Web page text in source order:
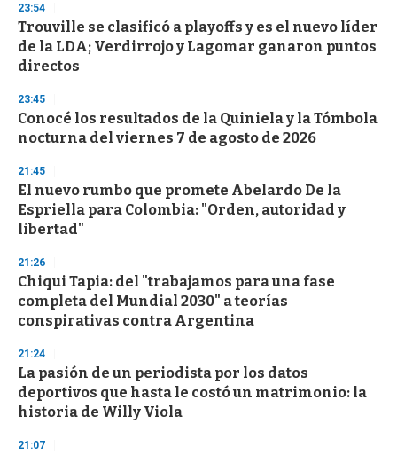
d
s
o
f
3
s
e
c
o
d
s
23:54
Trouville se clasificó a playoffs y es el nuevo líder
de la LDA; Verdirrojo y Lagomar ganaron puntos
directos
23:45
Conocé los resultados de la Quiniela y la Tómbola
nocturna del viernes 7 de agosto de 2026
21:45
El nuevo rumbo que promete Abelardo De la
Espriella para Colombia: "Orden, autoridad y
libertad"
21:26
Chiqui Tapia: del "trabajamos para una fase
completa del Mundial 2030" a teorías
conspirativas contra Argentina
21:24
La pasión de un periodista por los datos
deportivos que hasta le costó un matrimonio: la
historia de Willy Viola
21:07